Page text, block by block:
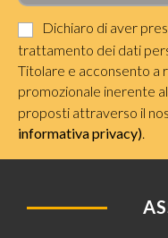
Dichiaro di aver
trattamento dei dati
Titolare e acconsento a
promozionale inerente
proposti attraverso il
informativa privacy).